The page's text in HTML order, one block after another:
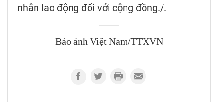
nhân lao động đối với cộng đồng./.
Báo ảnh Việt Nam/TTXVN